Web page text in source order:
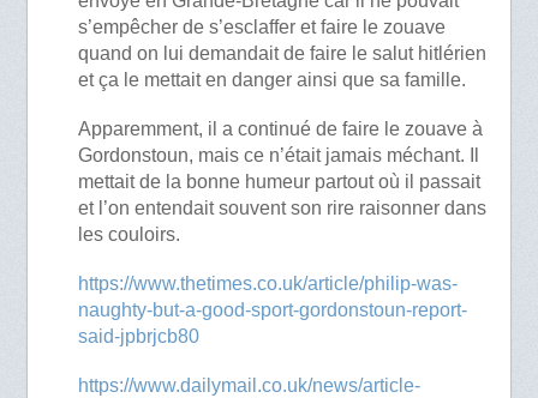
s’empêcher de s’esclaffer et faire le zouave
quand on lui demandait de faire le salut hitlérien
et ça le mettait en danger ainsi que sa famille.
Apparemment, il a continué de faire le zouave à
Gordonstoun, mais ce n’était jamais méchant. Il
mettait de la bonne humeur partout où il passait
et l’on entendait souvent son rire raisonner dans
les couloirs.
https://www.thetimes.co.uk/article/philip-was-
naughty-but-a-good-sport-gordonstoun-report-
said-jpbrjcb80
https://www.dailymail.co.uk/news/article-